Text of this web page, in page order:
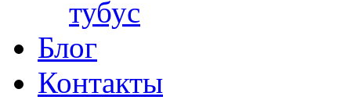
тубус
Блог
Контакты